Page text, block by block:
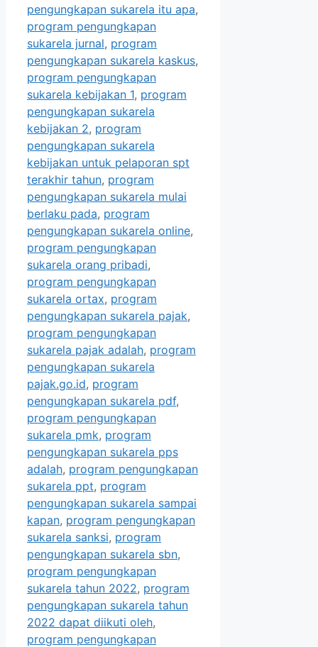
pengungkapan sukarela itu apa,
program pengungkapan
sukarela jurnal, program
pengungkapan sukarela kaskus,
program pengungkapan
sukarela kebijakan 1, program
pengungkapan sukarela
kebijakan 2, program
pengungkapan sukarela
kebijakan untuk pelaporan spt
terakhir tahun, program
pengungkapan sukarela mulai
berlaku pada, program
pengungkapan sukarela online,
program pengungkapan
sukarela orang pribadi,
program pengungkapan
sukarela ortax, program
pengungkapan sukarela pajak,
program pengungkapan
sukarela pajak adalah, program
pengungkapan sukarela
pajak.go.id, program
pengungkapan sukarela pdf,
program pengungkapan
sukarela pmk, program
pengungkapan sukarela pps
adalah, program pengungkapan
sukarela ppt, program
pengungkapan sukarela sampai
kapan, program pengungkapan
sukarela sanksi, program
pengungkapan sukarela sbn,
program pengungkapan
sukarela tahun 2022, program
pengungkapan sukarela tahun
2022 dapat diikuti oleh,
program pengungkapan